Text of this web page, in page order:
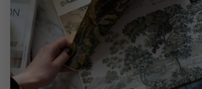
Exemples
Noir et blanc